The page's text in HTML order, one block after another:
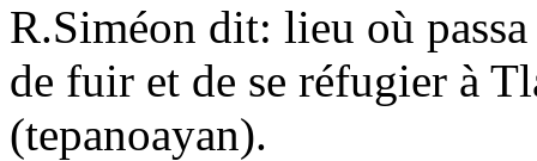
R.Siméon dit: lieu où
de fuir et de se réfugier à
(tepanoayan).